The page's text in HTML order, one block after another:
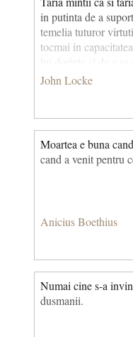
in putinta de a
temelia tuturor
tocmai in
pentru a urma numai
John Locke
Moartea e buna
cand a venit pentru
Anicius Boethius
Numai cine s-a
dusmanii.